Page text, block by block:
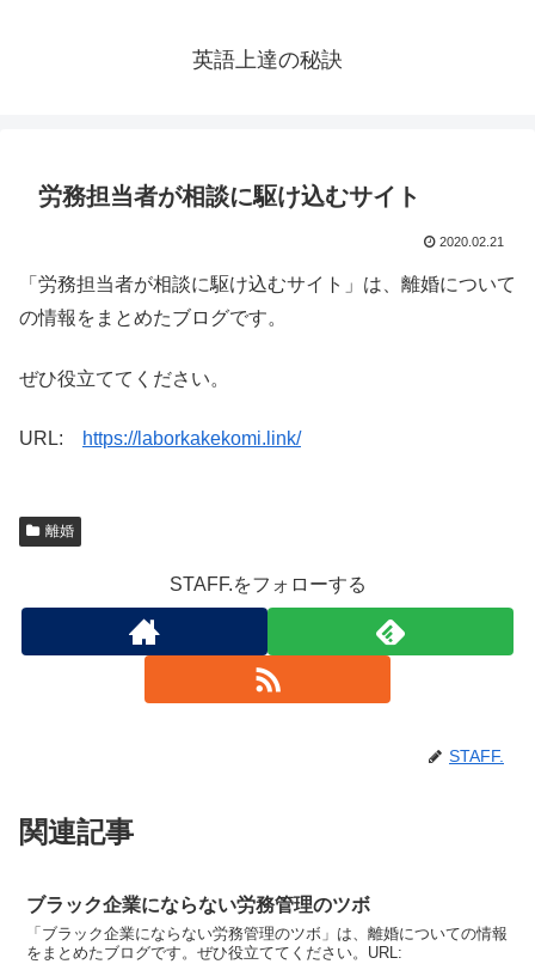
英語上達の秘訣
労務担当者が相談に駆け込むサイト
2020.02.21
「労務担当者が相談に駆け込むサイト」は、離婚について
の情報をまとめたブログです。
ぜひ役立ててください。
URL: https://laborkakekomi.link/
離婚
STAFF.をフォローする
STAFF.
関連記事
ブラック企業にならない労務管理のツボ
「ブラック企業にならない労務管理のツボ」は、離婚についての情報
をまとめたブログです。ぜひ役立ててください。URL: